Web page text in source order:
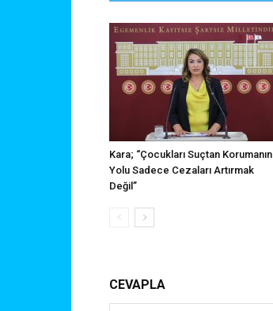
Kara; “Çocukları Suçtan Korumanın
Yolu Sadece Cezaları Artırmak
Değil”
CEVAPLA